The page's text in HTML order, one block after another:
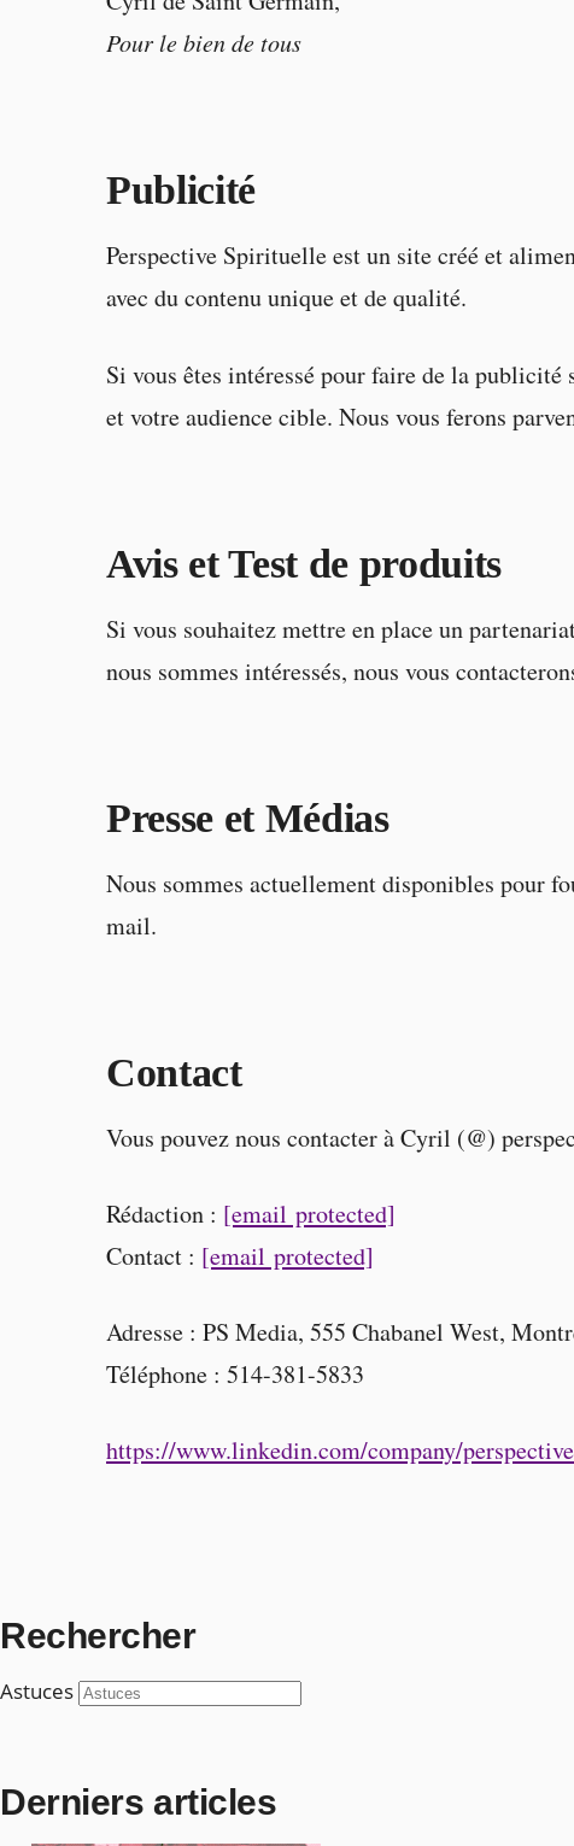
Pour le bien de tous
Publicité
Perspective Spirituelle est un site créé et
avec du contenu unique et de qualité.
Si vous êtes intéressé pour faire de la
et votre audience cible. Nous vous ferons
Avis et Test de produits
Si vous souhaitez mettre en place un
nous sommes intéressés, nous vous
Presse et Médias
Nous sommes actuellement disponibles pour
mail.
Contact
Vous pouvez nous contacter à Cyril (@)
Rédaction : [email protected]
Contact : [email protected]
Adresse : PS Media, 555 Chabanel West,
Téléphone : 514-381-5833
https://www.linkedin.com/company/
Rechercher
Astuces
Derniers articles